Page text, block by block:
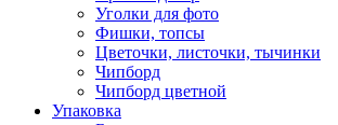
Уголки для фото
Фишки, топсы
Цветочки, листочки, тычинки
Чипборд
Чипборд цветной
Упаковка